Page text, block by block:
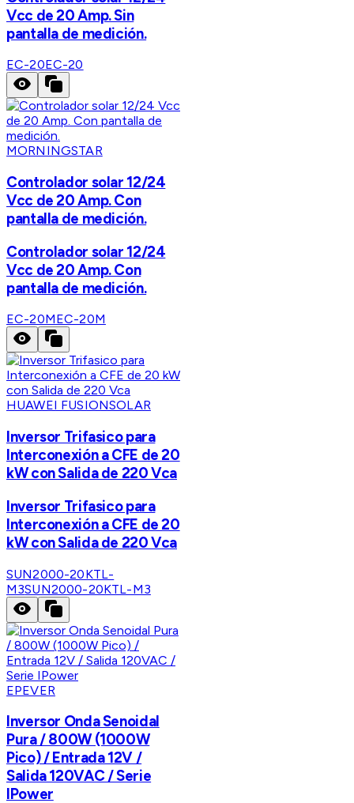
Vcc de 20 Amp. Sin
pantalla de medición.
EC-20EC-20
MORNINGSTAR
Controlador solar 12/24
Vcc de 20 Amp. Con
pantalla de medición.
Controlador solar 12/24
Vcc de 20 Amp. Con
pantalla de medición.
EC-20MEC-20M
HUAWEI FUSIONSOLAR
Inversor Trifasico para
Interconexión a CFE de 20
kW con Salida de 220 Vca
Inversor Trifasico para
Interconexión a CFE de 20
kW con Salida de 220 Vca
SUN2000-20KTL-
M3SUN2000-20KTL-M3
EPEVER
Inversor Onda Senoidal
Pura / 800W (1000W
Pico) / Entrada 12V /
Salida 120VAC / Serie
IPower